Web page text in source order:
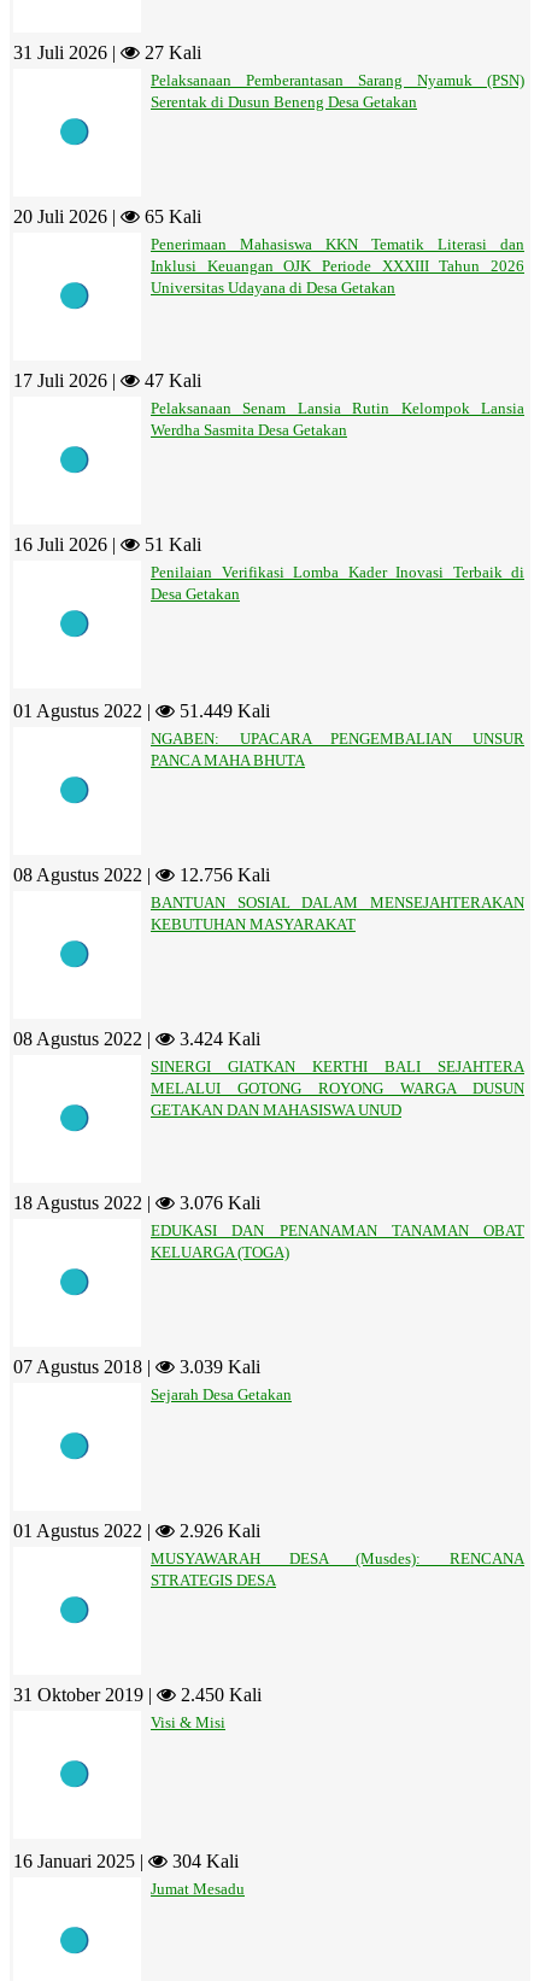
31 Juli 2026 | 27 Kali
Pelaksanaan Pemberantasan Sarang Nyamuk (PSN)
Serentak di Dusun Beneng Desa Getakan
20 Juli 2026 | 65 Kali
Penerimaan Mahasiswa KKN Tematik Literasi dan
Inklusi Keuangan OJK Periode XXXIII Tahun 2026
Universitas Udayana di Desa Getakan
17 Juli 2026 | 47 Kali
Pelaksanaan Senam Lansia Rutin Kelompok Lansia
Werdha Sasmita Desa Getakan
16 Juli 2026 | 51 Kali
Penilaian Verifikasi Lomba Kader Inovasi Terbaik di
Desa Getakan
01 Agustus 2022 | 51.449 Kali
NGABEN: UPACARA PENGEMBALIAN UNSUR
PANCA MAHA BHUTA
08 Agustus 2022 | 12.756 Kali
BANTUAN SOSIAL DALAM MENSEJAHTERAKAN
KEBUTUHAN MASYARAKAT
08 Agustus 2022 | 3.424 Kali
SINERGI GIATKAN KERTHI BALI SEJAHTERA
MELALUI GOTONG ROYONG WARGA DUSUN
GETAKAN DAN MAHASISWA UNUD
18 Agustus 2022 | 3.076 Kali
EDUKASI DAN PENANAMAN TANAMAN OBAT
KELUARGA (TOGA)
07 Agustus 2018 | 3.039 Kali
Sejarah Desa Getakan
01 Agustus 2022 | 2.926 Kali
MUSYAWARAH DESA (Musdes): RENCANA
STRATEGIS DESA
31 Oktober 2019 | 2.450 Kali
Visi & Misi
16 Januari 2025 | 304 Kali
Jumat Mesadu